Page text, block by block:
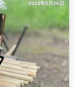
2024年5月26日